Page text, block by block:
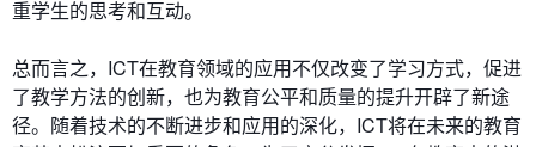
重学生的思考和互动。
总而言之，ICT在教育领域的应用不仅改变了学习方式，促进
了教学方法的创新，也为教育公平和质量的提升开辟了新途
径。随着技术的不断进步和应用的深化，ICT将在未来的教育